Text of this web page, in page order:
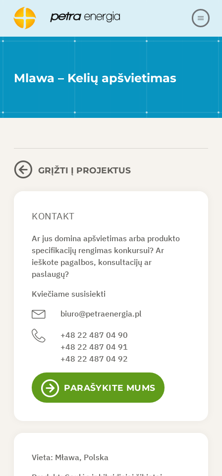
PASIŪLYMAS
KLAUSIMAI IR ATSAKYMAI
PAPRAŠYTI PASIŪLYMO
Mlawa – Kelių apšvietimas
GRĮŽTI Į PROJEKTUS
KONTAKT
Ar jus domina apšvietimas arba produkto
specifikacijų rengimas konkursui? Ar
ieškote pagalbos, konsultacijų ar
paslaugų?
Kviečiame susisiekti
biuro@petraenergia.pl
+48 22 487 04 90
+48 22 487 04 91
+48 22 487 04 92
PARAŠYKITE MUMS
Vieta: Mława, Polska